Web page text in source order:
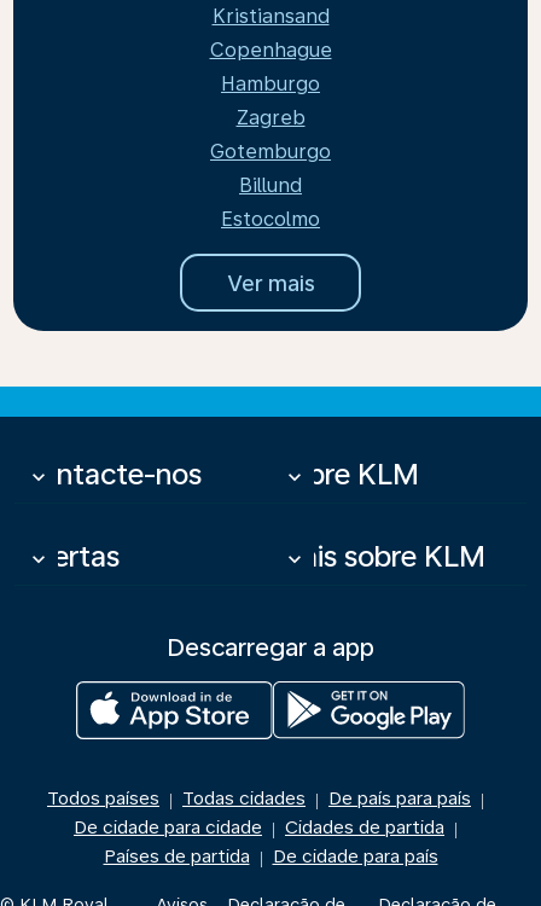
Kristiansand
Copenhague
Hamburgo
Zagreb
Gotemburgo
Billund
Estocolmo
Ver mais
Contacte-nos
keyboard_arrow_down Sobre KLM
keyboard_arrow_down
Ofertas
keyboard_arrow_down Mais sobre KLM
keyboard_arrow_down
Descarregar a app
Todos países | Todas cidades | De país para país |
De cidade para cidade | Cidades de partida |
Países de partida | De cidade para país